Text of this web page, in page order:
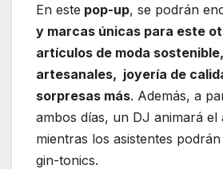
En este pop-up, se podrán
y marcas únicas para este
artículos de moda
artesanales, joyería de
sorpresas más. Además, a
ambos días, un DJ animará el
mientras los asistentes
gin-tonics.